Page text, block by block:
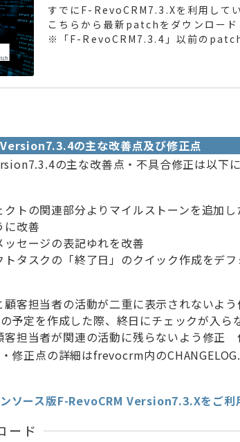
すでにF-RevoCRM7.3.Xを利用してい
こちらから最新patchをダウンロード
※「F-RevoCRM7.3.4」以前のpatch
の主な改善点及び修正点
の主な改善点・不具合修正は以下に
クトの関連部分よりマイルストーンを追加
に改善
ッセージの表記ゆれを改善
トタスクの「終了日」のクイック作成をデ
顧客担当者の活動が二重に表示されないよう
予定を作成した際、終日にチェックが入ら
客担当者が関連の活動に残らないよう修正
修正点の詳細はfrevocrm内の
ソース版F-RevoCRM Version7.3.Xをご利
ード